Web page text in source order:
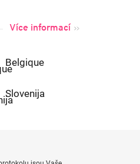
Více informací
Belgique
Slovenija